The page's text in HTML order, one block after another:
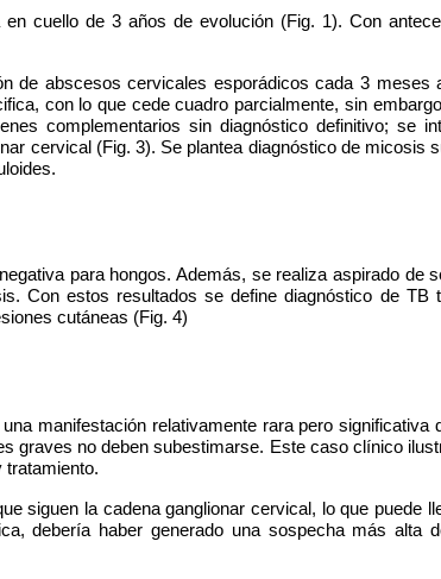
cuello de 3 años de evolución (Fig. 1). Con
de abscesos cervicales esporádicos cada 3
con lo que cede cuadro parcialmente, sin
complementarios sin diagnóstico definitivo; se
cervical (Fig. 3). Se plantea diagnóstico de
para hongos. Además, se realiza aspirado
Con estos resultados se define diagnóstico de
cutáneas (Fig. 4)
manifestación relativamente rara pero
graves no deben subestimarse. Este caso clínico
tratamiento.
siguen la cadena ganglionar cervical, lo que
debería haber generado una sospecha más alta